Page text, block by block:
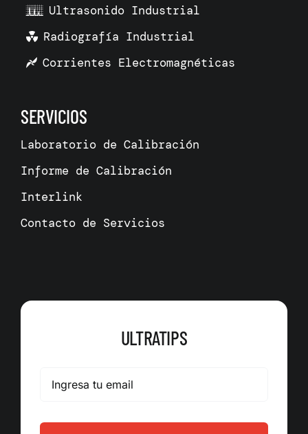
Ultrasonido Industrial
Radiografía Industrial
Corrientes Electromagnéticas
SERVICIOS
Laboratorio de Calibración
Informe de Calibración
Interlink
Contacto de Servicios
ULTRATIPS